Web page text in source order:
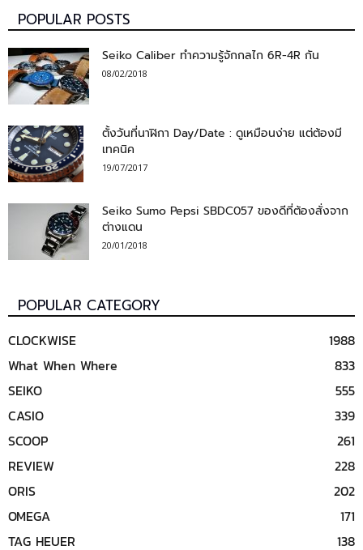
POPULAR POSTS
Seiko Caliber ทำความรู้จักกลไก 6R-4R กัน
08/02/2018
ตั้งวันที่นาฬิกา Day/Date : ดูเหมือนง่าย แต่ต้องมี
เทคนิค
19/07/2017
Seiko Sumo Pepsi SBDC057 ของดีที่ต้องสั่งจาก
ต่างแดน
20/01/2018
POPULAR CATEGORY
CLOCKWISE
1988
What When Where
833
SEIKO
555
CASIO
339
SCOOP
261
REVIEW
228
ORIS
202
OMEGA
171
TAG HEUER
138